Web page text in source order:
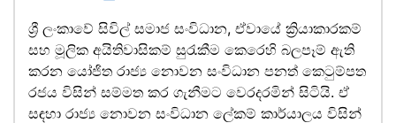
ශ්‍රී ලංකාවේ සිවිල් සමාජ සංවිධාන, ඒවායේ ක්‍රියාකාරකම්
සහ මූලික අයිතිවාසිකම් සුරැකීම කෙරෙහි බලපෑම් ඇති
කරන යෝජිත රාජ්‍ය නොවන සංවිධාන පනත් කෙටුම්පත
රජය විසින් සම්මත කර ගැනීමට වෙරදරමින් සිටියි. ඒ
සඳහා රාජ්‍ය නොවන සංවිධාන ලේකම් කාර්යාලය විසින්